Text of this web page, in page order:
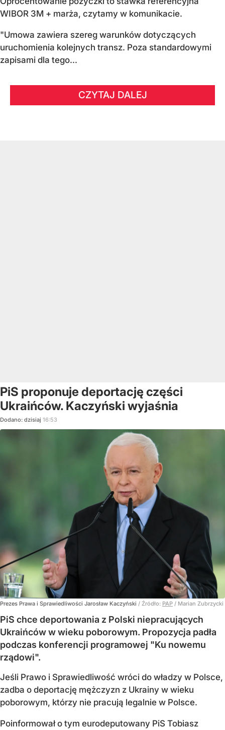
WIBOR 3M + marża, czytamy w komunikacie.
"Umowa zawiera szereg warunków dotyczących
uruchomienia kolejnych transz. Poza standardowymi
zapisami dla tego...
CZYTAJ DALEJ
PiS proponuje deportację części
Ukraińców. Kaczyński wyjaśnia
Dodano: dzisiaj 16:53
Prezes Prawa i Sprawiedliwości Jarosław Kaczyński / Źródło: PAP / Marian Zubrzycki
PiS chce deportowania z Polski niepracujących
Ukraińców w wieku poborowym. Propozycja padła
podczas konferencji programowej "Ku nowemu
rządowi".
Jeśli Prawo i Sprawiedliwość wróci do władzy w Polsce,
zadba o deportację mężczyzn z Ukrainy w wieku
poborowym, którzy nie pracują legalnie w Polsce.
Poinformował o tym eurodeputowany PiS Tobiasz